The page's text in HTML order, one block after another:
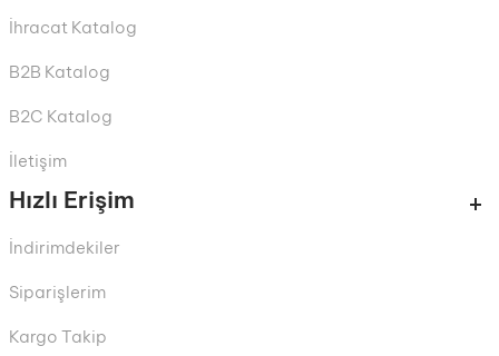
İhracat Katalog
B2B Katalog
B2C Katalog
İletişim
Hızlı Erişim
İndirimdekiler
Siparişlerim
Kargo Takip